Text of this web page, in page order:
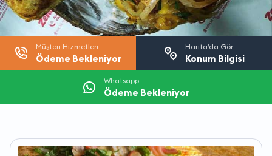
Müşteri Hizmetleri
Ödeme Bekleniyor
Harita’da Gör
Konum Bilgisi
Whatsapp
Ödeme Bekleniyor